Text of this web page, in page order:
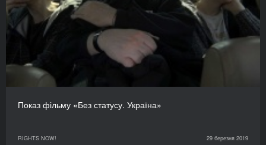
Показ фільму «Без статусу. Україна»
RIGHTS NOW! 29 березня 2019